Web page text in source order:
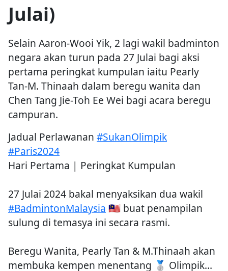
Julai)
Selain Aaron-Wooi Yik, 2 lagi wakil badminton
negara akan turun pada 27 Julai bagi aksi
pertama peringkat kumpulan iaitu Pearly
Tan-M. Thinaah dalam beregu wanita dan
Chen Tang Jie-Toh Ee Wei bagi acara beregu
campuran.
Jadual Perlawanan #SukanOlimpik
#Paris2024
Hari Pertama | Peringkat Kumpulan
27 Julai 2024 bakal menyaksikan dua wakil
#BadmintonMalaysia 🇲🇾 buat penampilan
sulung di temasya ini secara rasmi.
Beregu Wanita, Pearly Tan & M.Thinaah akan
membuka kempen menentang 🥈 Olimpik…